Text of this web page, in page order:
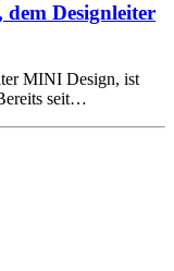
Designleiter
MINI Design, ist
seit…